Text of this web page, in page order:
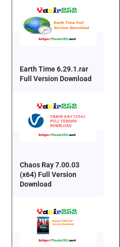
Earth Time 6.29.1.rar
Full Version Download
Chaos Ray 7.00.03
(x64) Full Version
Download